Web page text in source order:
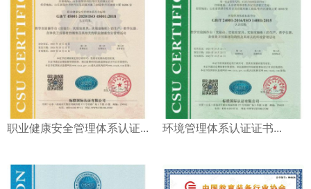
职业健康安全管理体系认证... 环境管理体系认证证书...